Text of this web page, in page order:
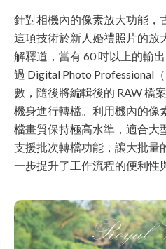
針對相機內的像素放大功能，
這項技術於新人婚禮照片的放
解釋道，當有 60 吋以上的輸
過 Digital Photo Professional
數，隨後將編輯後的 RAW 檔
機身進行轉檔。利用機內的像
檔畫質保持極高水準，適合大
支援批次轉檔功能，讓大批量
一步提升了工作流程的便利性